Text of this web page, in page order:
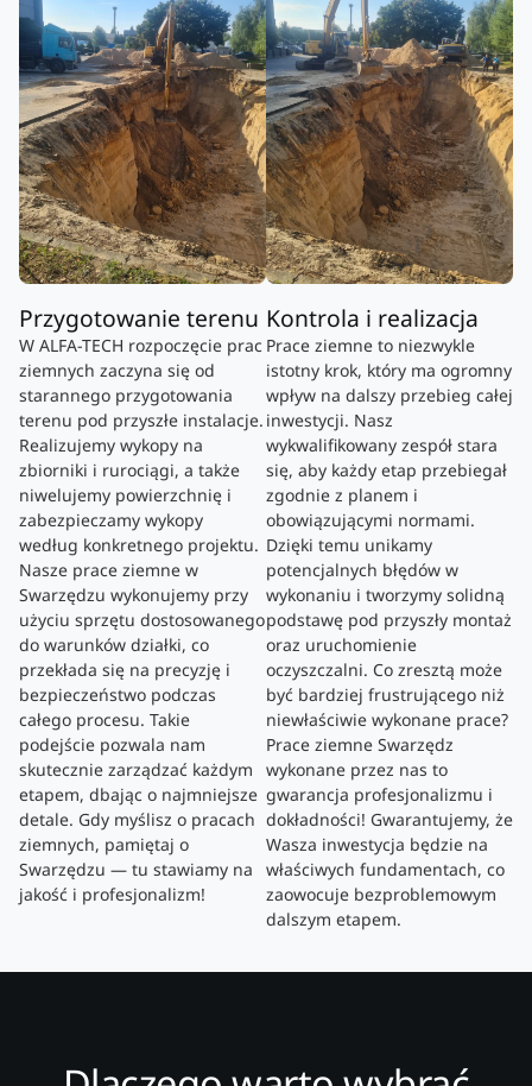
Przygotowanie terenu
W ALFA-TECH rozpoczęcie prac
ziemnych zaczyna się od
starannego przygotowania
terenu pod przyszłe instalacje.
Realizujemy wykopy na
zbiorniki i rurociągi, a także
niwelujemy powierzchnię i
zabezpieczamy wykopy
według konkretnego projektu.
Nasze prace ziemne w
Swarzędzu wykonujemy przy
użyciu sprzętu dostosowanego
do warunków działki, co
przekłada się na precyzję i
bezpieczeństwo podczas
całego procesu. Takie
podejście pozwala nam
skutecznie zarządzać każdym
etapem, dbając o najmniejsze
detale. Gdy myślisz o pracach
ziemnych, pamiętaj o
Swarzędzu — tu stawiamy na
jakość i profesjonalizm!
Kontrola i realizacja
Prace ziemne to niezwykle
istotny krok, który ma ogromny
wpływ na dalszy przebieg całej
inwestycji. Nasz
wykwalifikowany zespół stara
się, aby każdy etap przebiegał
zgodnie z planem i
obowiązującymi normami.
Dzięki temu unikamy
potencjalnych błędów w
wykonaniu i tworzymy solidną
podstawę pod przyszły montaż
oraz uruchomienie
oczyszczalni. Co zresztą może
być bardziej frustrującego niż
niewłaściwie wykonane prace?
Prace ziemne Swarzędz
wykonane przez nas to
gwarancja profesjonalizmu i
dokładności! Gwarantujemy, że
Wasza inwestycja będzie na
właściwych fundamentach, co
zaowocuje bezproblemowym
dalszym etapem.